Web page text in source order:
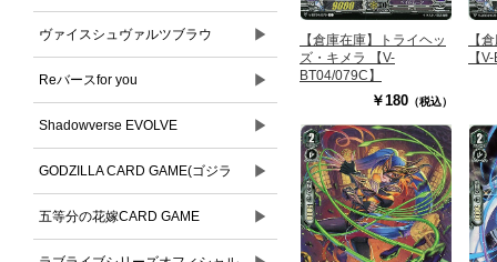
ヴァイスシュヴァルツブラウ ▶
Reバースfor you ▶
Shadowverse EVOLVE ▶
GODZILLA CARD GAME(ゴジラ
カードゲーム)
▶
五等分の花嫁CARD GAME ▶
【倉庫在庫】トライヘッ
ズ・キメラ 【V-
BT04/079C】
￥180 （税込）
【
【